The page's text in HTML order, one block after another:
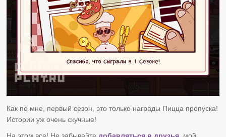
Как по мне, первый сезон, это только награды Пицца пропуска!
Истории уж очень скучные!
На этом все! Не забывайтедобавляться в друзья, мой